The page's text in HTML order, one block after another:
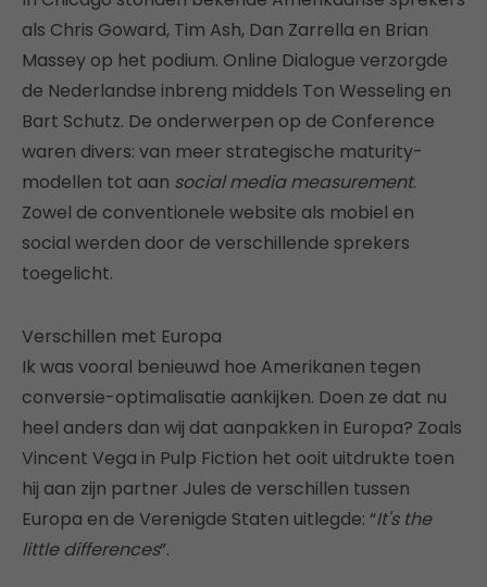
als Chris Goward, Tim Ash, Dan Zarrella en Brian
Massey op het podium. Online Dialogue verzorgde
de Nederlandse inbreng middels Ton Wesseling en
Bart Schutz. De onderwerpen op de Conference
waren divers: van meer strategische maturity-
modellen tot aan social media measurement.
Zowel de conventionele website als mobiel en
social werden door de verschillende sprekers
toegelicht.
Verschillen met Europa
Ik was vooral benieuwd hoe Amerikanen tegen
conversie-optimalisatie aankijken. Doen ze dat nu
heel anders dan wij dat aanpakken in Europa? Zoals
Vincent Vega in Pulp Fiction het ooit uitdrukte toen
hij aan zijn partner Jules de verschillen tussen
Europa en de Verenigde Staten uitlegde: “It's the
little differences”.